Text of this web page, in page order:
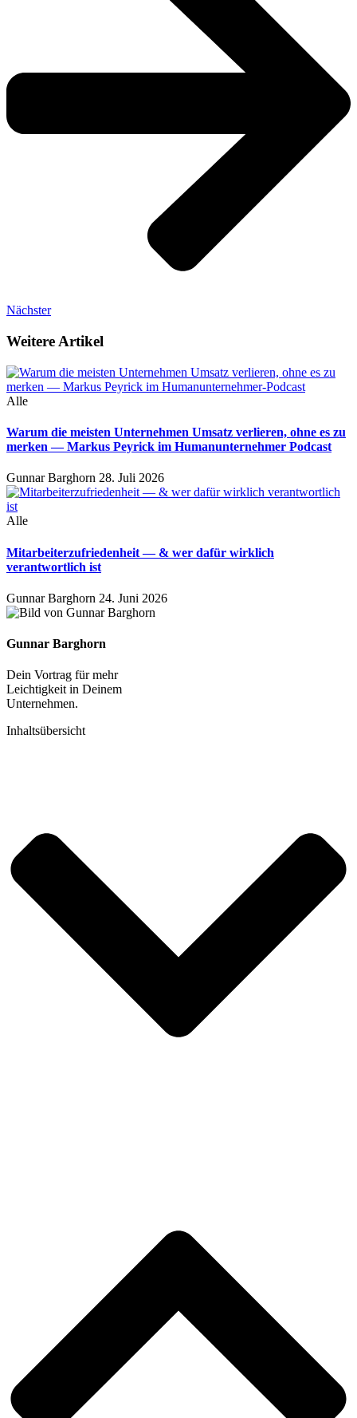
Nächster
Weitere Artikel
Alle
Warum die meisten Unternehmen Umsatz verlieren, ohne es zu
merken — Markus Peyrick im Humanunternehmer Podcast
Gunnar Barghorn 28. Juli 2026
Alle
Mitarbeiterzufriedenheit — & wer dafür wirklich
verantwortlich ist
Gunnar Barghorn 24. Juni 2026
Gunnar Barghorn
Dein Vortrag für mehr
Leichtigkeit in Deinem
Unternehmen.
Inhaltsübersicht